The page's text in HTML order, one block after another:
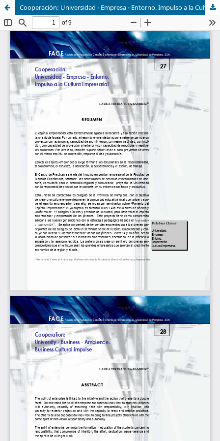
Cooperación: Universidad - Empresa - Entorno. Impulso a la Cultura Empresarial